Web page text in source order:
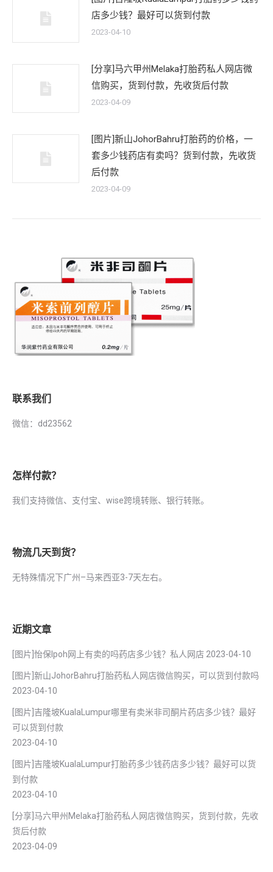
店多少钱？最好可以货到付款
2023-04-10
[分享]马六甲州Melaka打胎药私人网店微
信购买，货到付款，先收货后付款
2023-04-09
[图片]新山JohorBahru打胎药的价格，一
套多少钱药店有卖吗？货到付款，先收货
后付款
2023-04-09
联系我们
微信：dd23562
怎样付款？
我们支持微信、支付宝、wise跨境转账、银行转账。
物流几天到货？
无特殊情况下广州–马来西亚3-7天左右。
近期文章
[图片]怡保lpoh网上有卖的吗药店多少钱？私人网店 2023-04-10
[图片]新山JohorBahru打胎药私人网店微信购买，可以货到付款吗
2023-04-10
[图片]吉隆坡KualaLumpur哪里有卖米非司酮片药店多少钱？最好
可以货到付款
2023-04-10
[图片]吉隆坡KualaLumpur打胎药多少钱药店多少钱？最好可以货
到付款
2023-04-10
[分享]马六甲州Melaka打胎药私人网店微信购买，货到付款，先收
货后付款
2023-04-09